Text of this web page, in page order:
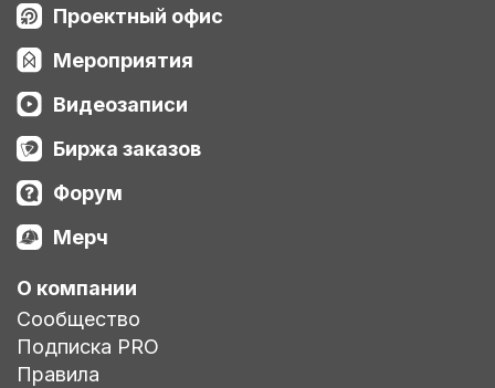
Проектный офис
Мероприятия
Видеозаписи
Биржа заказов
Форум
Мерч
О компании
Сообщество
Подписка PRO
Правила